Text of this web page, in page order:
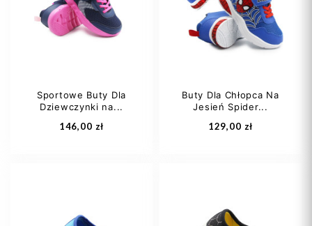
29
30 +4
Dodaj do koszyka
32 +3
Dodaj do koszyka
Sportowe Buty Dla
Dziewczynki na...
146,00 zł
Buty Dla Chłopca Na
Jesień Spider...
129,00 zł